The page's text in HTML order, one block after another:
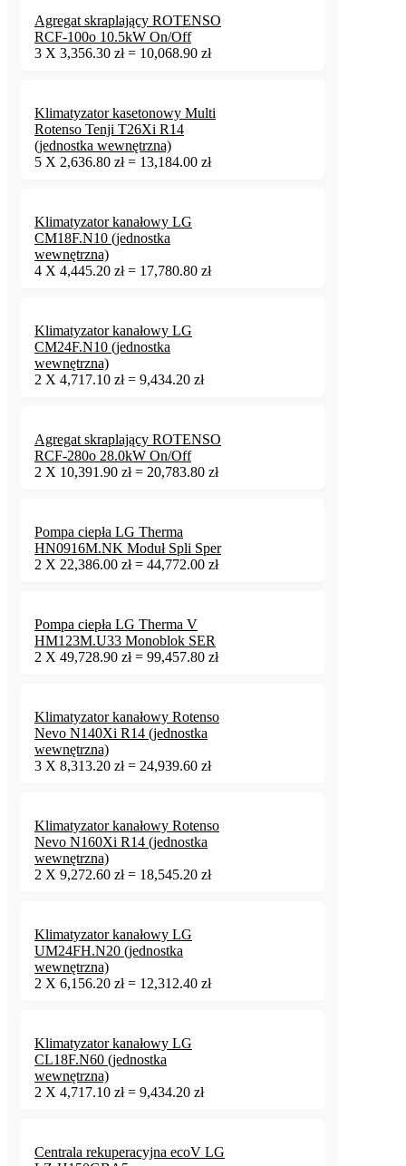
Agregat skraplający ROTENSO
RCF-100o 10.5kW On/Off
3 X 3,356.30 zł = 10,068.90 zł
Klimatyzator kasetonowy Multi
Rotenso Tenji T26Xi R14
(jednostka wewnętrzna)
5 X 2,636.80 zł = 13,184.00 zł
Klimatyzator kanałowy LG
CM18F.N10 (jednostka
wewnętrzna)
4 X 4,445.20 zł = 17,780.80 zł
Klimatyzator kanałowy LG
CM24F.N10 (jednostka
wewnętrzna)
2 X 4,717.10 zł = 9,434.20 zł
Agregat skraplający ROTENSO
RCF-280o 28.0kW On/Off
2 X 10,391.90 zł = 20,783.80 zł
Pompa ciepła LG Therma
HN0916M.NK Moduł Spli Sper
2 X 22,386.00 zł = 44,772.00 zł
Pompa ciepła LG Therma V
HM123M.U33 Monoblok SER
2 X 49,728.90 zł = 99,457.80 zł
Klimatyzator kanałowy Rotenso
Nevo N140Xi R14 (jednostka
wewnętrzna)
3 X 8,313.20 zł = 24,939.60 zł
Klimatyzator kanałowy Rotenso
Nevo N160Xi R14 (jednostka
wewnętrzna)
2 X 9,272.60 zł = 18,545.20 zł
Klimatyzator kanałowy LG
UM24FH.N20 (jednostka
wewnętrzna)
2 X 6,156.20 zł = 12,312.40 zł
Klimatyzator kanałowy LG
CL18F.N60 (jednostka
wewnętrzna)
2 X 4,717.10 zł = 9,434.20 zł
Centrala rekuperacyjna ecoV LG